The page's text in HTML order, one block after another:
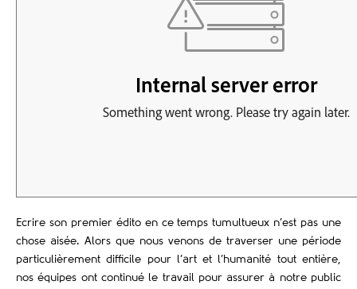
Ecrire son premier édito en ce temps tumultueux n’est pas une
chose aisée. Alors que nous venons de traverser une période
particulièrement difficile pour l’art et l’humanité tout entière,
nos équipes ont continué le travail pour assurer à notre public